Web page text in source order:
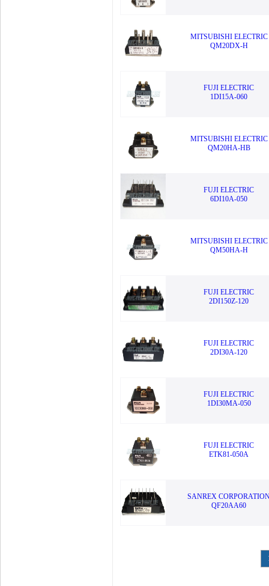
MITSUBISHI ELECTRIC
QM20DX-H
FUJI ELECTRIC
1DI15A-060
MITSUBISHI ELECTRIC
QM20HA-HB
FUJI ELECTRIC
6DI10A-050
MITSUBISHI ELECTRIC
QM50HA-H
FUJI ELECTRIC
2DI150Z-120
FUJI ELECTRIC
2DI30A-120
FUJI ELECTRIC
1DI30MA-050
FUJI ELECTRIC
ETK81-050A
SANREX
QF20AA60